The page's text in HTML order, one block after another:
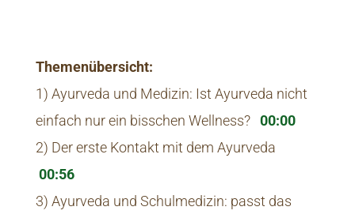
Themenübersicht:
1) Ayurveda und Medizin: Ist Ayurveda nicht
einfach nur ein bisschen Wellness? 00:00
2) Der erste Kontakt mit dem Ayurveda
00:56
3) Ayurveda und Schulmedizin: passt das